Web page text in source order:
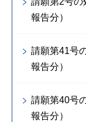
報告分）
請願第41号
報告分）
請願第40号
報告分）